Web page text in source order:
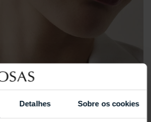
Detalhes Sobre os cookies